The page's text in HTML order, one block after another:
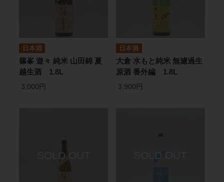
日本酒
篠峯 遊々 純米 山田錦 夏
越生酒 1.8L
3,000円
日本酒
大倉 水もと純米 無濾過生
原酒 番外編 1.8L
3,900円